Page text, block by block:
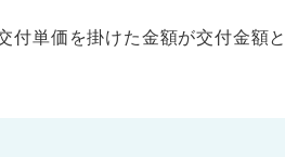
単価を掛けた金額が交付金額と